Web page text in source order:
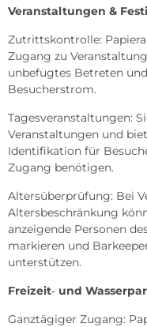
Veranstaltungen &
Zutrittskontrolle:
Zugang zu
unbefugtes Betreten
Besucherstrom.
Tagesveranstaltungen:
Veranstaltungen und
Identifikation für
Zugang benötigen.
Altersüberprüfung: Bei
Altersbeschränkung
anzeigende Personen
markieren und
unterstützen.
Freizeit‑ und
Ganztägiger Zugang: